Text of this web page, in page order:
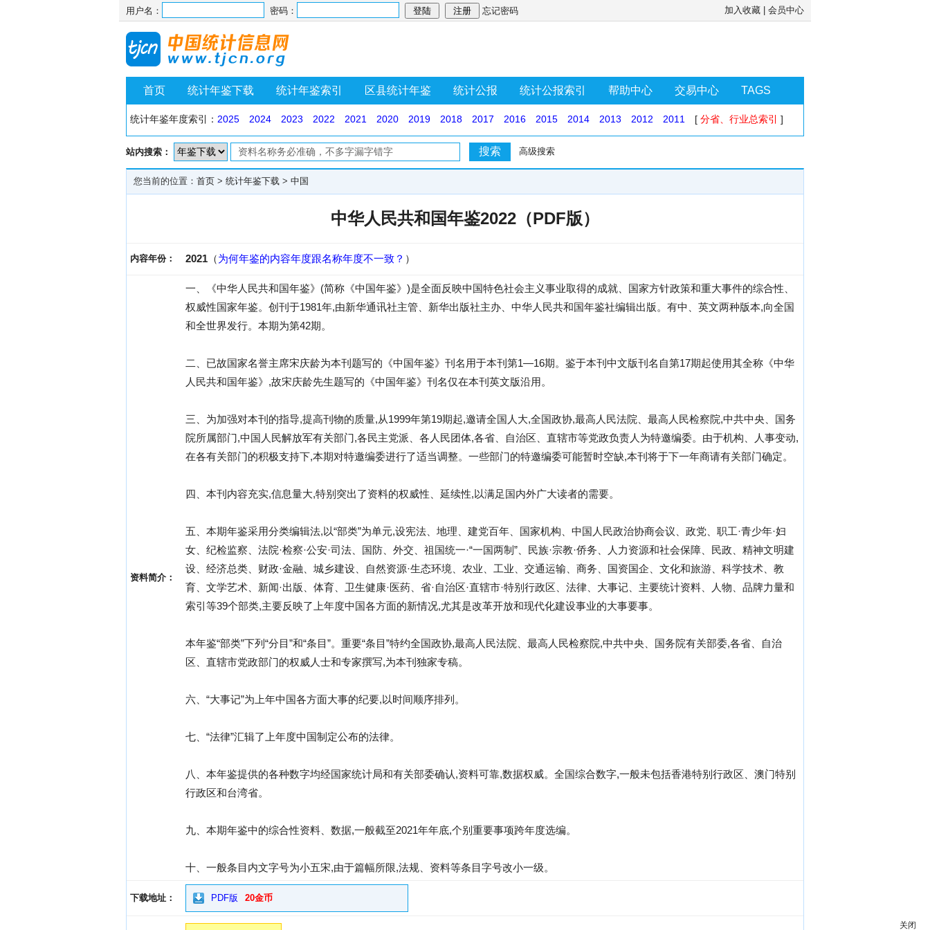
用户名： 密码： 忘记密码 加入收藏 会员中心
首页 统计年鉴下载 统计年鉴索引 区县统计年鉴 统计公报 统计公报索引 帮助中心 交易中心 TAGS
统计年鉴年度索引： 2025 2024 2023 2022 2021 2020 2019 2018 2017 2016 2015 2014 2013 2012 2011 [ 分省、行业总索引 ]
站内搜索： 高级搜索
您当前的位置： 首页 > 统计年鉴下载 > 中国
中华人民共和国年鉴2022（PDF版）
内容年份： 2021 （为何年鉴的内容年度跟名称年度不一致？ ）
资料简介：
一、《中华人民共和国年鉴》(简称《中国年鉴》)是全面反映中国特色社会主义事业取得的成就、国家方针政策和重大事件的综合性、
权威性国家年鉴。创刊于1981年,由新华通讯社主管、新华出版社主办、中华人民共和国年鉴社编辑出版。有中、英文两种版本,向全国
和全世界发行。本期为第42期。
二、已故国家名誉主席宋庆龄为本刊题写的《中国年鉴》刊名用于本刊第1—16期。鉴于本刊中文版刊名自第17期起使用其全称《中华
人民共和国年鉴》,故宋庆龄先生题写的《中国年鉴》刊名仅在本刊英文版沿用。
三、为加强对本刊的指导,提高刊物的质量,从1999年第19期起,邀请全国人大,全国政协,最高人民法院、最高人民检察院,中共中央、国务
院所属部门,中国人民解放军有关部门,各民主党派、各人民团体,各省、自治区、直辖市等党政负责人为特邀编委。由于机构、人事变动,
在各有关部门的积极支持下,本期对特邀编委进行了适当调整。一些部门的特邀编委可能暂时空缺,本刊将于下一年商请有关部门确定。
四、本刊内容充实,信息量大,特别突出了资料的权威性、延续性,以满足国内外广大读者的需要。
五、本期年鉴采用分类编辑法,以“部类”为单元,设宪法、地理、建党百年、国家机构、中国人民政治协商会议、政党、职工·青少年·妇
女、纪检监察、法院·检察·公安·司法、国防、外交、祖国统一·“一国两制”、民族·宗教·侨务、人力资源和社会保障、民政、精神文明建
设、经济总类、财政·金融、城乡建设、自然资源·生态环境、农业、工业、交通运输、商务、国资国企、文化和旅游、科学技术、教
育、文学艺术、新闻·出版、体育、卫生健康·医药、省·自治区·直辖市·特别行政区、法律、大事记、主要统计资料、人物、品牌力量和
索引等39个部类,主要反映了上年度中国各方面的新情况,尤其是改革开放和现代化建设事业的大事要事。
本年鉴“部类”下列“分目”和“条目”。重要“条目”特约全国政协,最高人民法院、最高人民检察院,中共中央、国务院有关部委,各省、自治
区、直辖市党政部门的权威人士和专家撰写,为本刊独家专稿。
六、“大事记”为上年中国各方面大事的纪要,以时间顺序排列。
七、“法律”汇辑了上年度中国制定公布的法律。
八、本年鉴提供的各种数字均经国家统计局和有关部委确认,资料可靠,数据权威。全国综合数字,一般未包括香港特别行政区、澳门特别
行政区和台湾省。
九、本期年鉴中的综合性资料、数据,一般截至2021年年底,个别重要事项跨年度选编。
十、一般条目内文字号为小五宋,由于篇幅所限,法规、资料等条目字号改小一级。
下载地址： PDF版 20金币
关闭